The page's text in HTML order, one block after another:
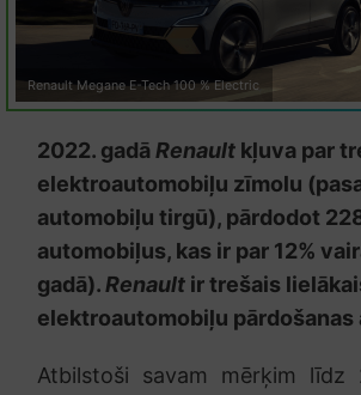
Renault Megane E-Tech 100 % Electric
2022. gadāRenaultkļuva par
elektroautomobiļu zīmolu
automobiļu tirgū), pārdodot
automobiļus, kas ir par 12%
gadā).Renaultir trešais
elektroautomobiļu pārdošanas
Atbilstoši savam mērķim līdz